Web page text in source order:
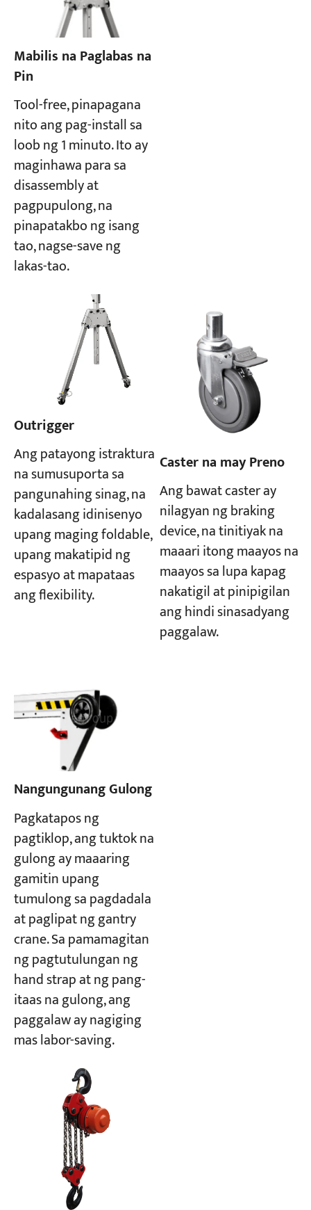
Mabilis na Paglabas na
Pin
Tool-free, pinapagana
nito ang pag-install sa
loob ng 1 minuto. Ito ay
maginhawa para sa
disassembly at
pagpupulong, na
pinapatakbo ng isang
tao, nagse-save ng
lakas-tao.
Outrigger
Ang patayong istraktura
na sumusuporta sa
pangunahing sinag, na
kadalasang idinisenyo
upang maging foldable,
upang makatipid ng
espasyo at mapataas
ang flexibility.
Caster na may Preno
Ang bawat caster ay
nilagyan ng braking
device, na tinitiyak na
maaari itong maayos na
maayos sa lupa kapag
nakatigil at pinipigilan
ang hindi sinasadyang
paggalaw.
Nangungunang Gulong
Pagkatapos ng
pagtiklop, ang tuktok na
gulong ay maaaring
gamitin upang
tumulong sa pagdadala
at paglipat ng gantry
crane. Sa pamamagitan
ng pagtutulungan ng
hand strap at ng pang-
itaas na gulong, ang
paggalaw ay nagiging
mas labor-saving.